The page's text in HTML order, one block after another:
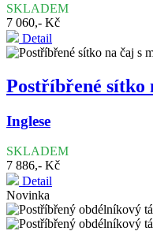
SKLADEM
7 060,- Kč
Detail
Postříbřené sítko
Inglese
SKLADEM
7 886,- Kč
Detail
Novinka